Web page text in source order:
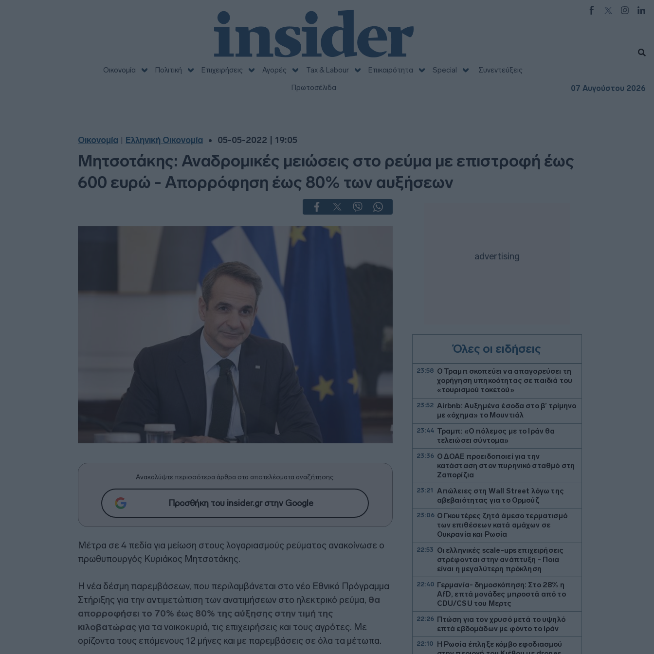
Οικονομία Πολιτική Επιχειρήσεις Αγορές Tax & Labour Επικαιρότητα Special
Συνεντεύξεις
Πρωτοσέλιδα
07 Αυγούστου 2026
Οικονομία Ελληνική Οικονομία 05-05-2022 | 19:05
Μητσοτάκης: Αναδρομικές μειώσεις στο ρεύμα με επιστροφή έως
600 ευρώ - Απορρόφηση έως 80% των αυξήσεων
Ανακαλύψτε περισσότερα άρθρα στα αποτελέσματα αναζήτησης.
Προσθήκη του insider.gr στην Google
Μέτρα σε 4 πεδία για μείωση στους λογαριασμούς ρεύματος ανακοίνωσε ο
πρωθυπουργός Κυριάκος Μητσοτάκης.
Η νέα δέσμη παρεμβάσεων, που περιλαμβάνεται στο νέο Εθνικό Πρόγραμμα
Στήριξης για την αντιμετώπιση των ανατιμήσεων στο ηλεκτρικό ρεύμα, θα
απορροφήσει το 70% έως 80% της αύξησης στην τιμή της
κιλοβατώρας για τα νοικοκυριά, τις επιχειρήσεις και τους αγρότες. Με
ορίζοντα τους επόμενους 12 μήνες και με παρεμβάσεις σε όλα τα μέτωπα.
Όλες οι ειδήσεις
23:58 Ο Τραμπ σκοπεύει να απαγορεύσει τη
χορήγηση υπηκοότητας σε παιδιά του
«τουρισμού τοκετού»
23:52 Airbnb: Αυξημένα έσοδα στο β’ τρίμηνο
με «όχημα» το Μουντιάλ
23:44 Τραμπ: «Ο πόλεμος με το Ιράν θα
τελειώσει σύντομα»
23:36 Ο ΔΟΑΕ προειδοποιεί για την
κατάσταση στον πυρηνικό σταθμό στη
Ζαπορίζια
23:21
Απώλειες στη Wall Street λόγω της
αβεβαιότητας για το Ορμούζ
23:06 Ο Γκουτέρες ζητά άμεσο τερματισμό
των επιθέσεων κατά αμάχων σε
Ουκρανία και Ρωσία
22:53 Οι ελληνικές scale-ups επιχειρήσεις
στρέφονται στην ανάπτυξη - Ποια
είναι η μεγαλύτερη πρόκληση
22:40 Γερμανία- δημοσκόπηση: Στο 28% η
AfD, επτά μονάδες μπροστά από το
CDU/CSU του Μερτς
22:26 Πτώση για τον χρυσό μετά το υψηλό
επτά εβδομάδων με φόντο το Ιράν
22:10
Η Ρωσία έπληξε κόμβο εφοδιασμού